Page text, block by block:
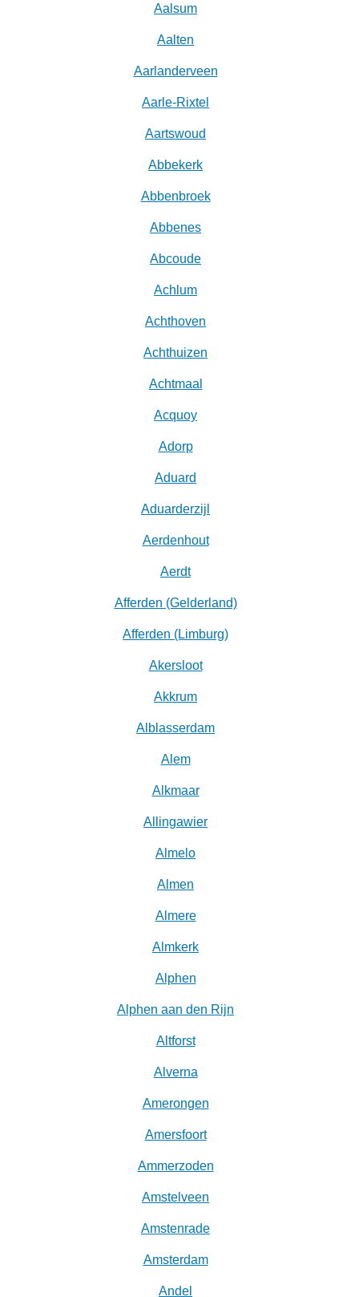
Aalsum
Aalten
Aarlanderveen
Aarle-Rixtel
Aartswoud
Abbekerk
Abbenbroek
Abbenes
Abcoude
Achlum
Achthoven
Achthuizen
Achtmaal
Acquoy
Adorp
Aduard
Aduarderzijl
Aerdenhout
Aerdt
Afferden (Gelderland)
Afferden (Limburg)
Akersloot
Akkrum
Alblasserdam
Alem
Alkmaar
Allingawier
Almelo
Almen
Almere
Almkerk
Alphen
Alphen aan den Rijn
Altforst
Alverna
Amerongen
Amersfoort
Ammerzoden
Amstelveen
Amstenrade
Amsterdam
Andel